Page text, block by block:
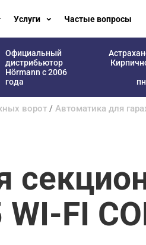
Услуги Частые вопросы
Официальный
дистрибьютор
Hörmann с 2006
года
ворот / Автоматика для
FI